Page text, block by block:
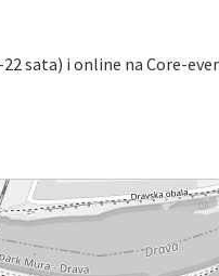
sata) i online na Core-